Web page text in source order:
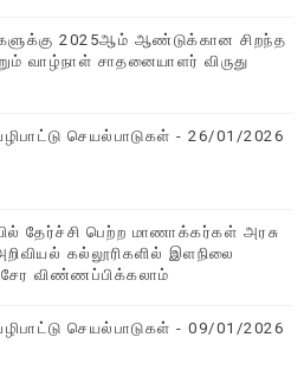
2025ஆம் ஆண்டுக்கான சிறந்த
வாழ்நாள் சாதனையாளர் விருது
செயல்பாடுகள் - 26/01/2026
தேர்ச்சி பெற்ற மாணாக்கர்கள் அரசு
கல்லூரிகளில் இளநிலை
சேர விண்ணப்பிக்கலாம்
செயல்பாடுகள் - 09/01/2026